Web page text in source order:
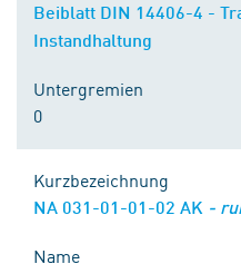
Beiblatt DIN 14406-4 -
Instandhaltung
Untergremien
0
Kurzbezeichnung
NA 031-01-01-02 AK -
Name